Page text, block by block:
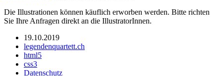
Die Illustrationen können käuflich erworben werden. Bitte richten
Sie Ihre Anfragen direkt an die IllustratorInnen.
19.10.2019
legendenquartett.ch
html5
css3
Datenschutz